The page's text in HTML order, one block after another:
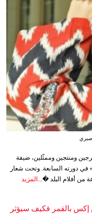
صبري
ومنتجين وممثّلين، ضيفة
دورته السابعة. وتحت شعار
من أفلام البلد �... المزيد
بالقمر فكيف سيؤثر